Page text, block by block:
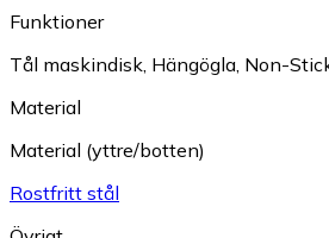
Funktioner
Tål maskindisk, Hängögla, Non-
Material
Material (yttre/botten)
Rostfritt stål